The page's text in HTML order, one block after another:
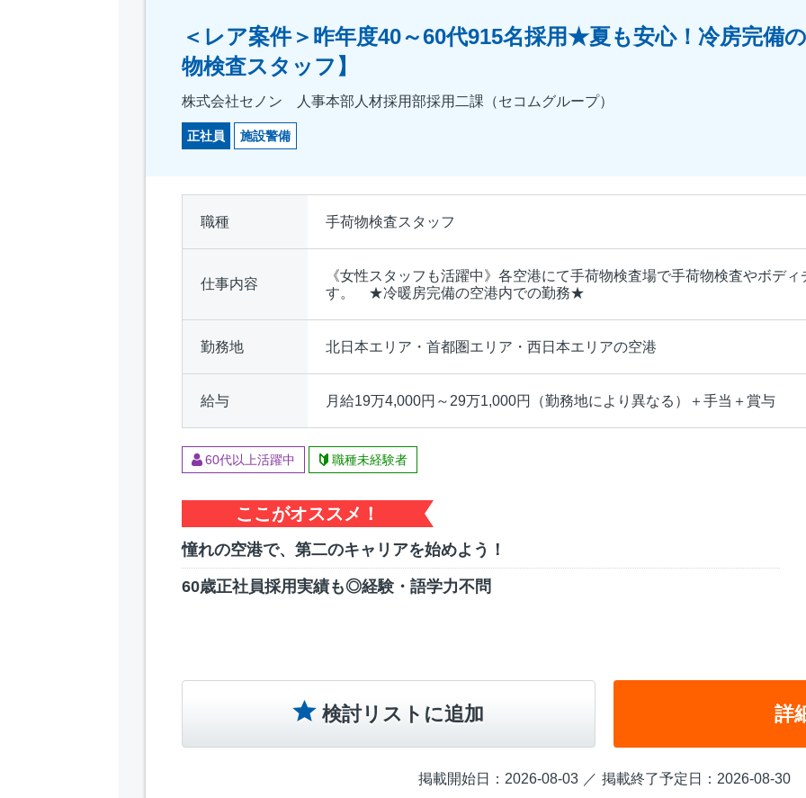
＜レア案件＞昨年度40～60代915名採用★夏も安心！冷房完備
物検査スタッフ】
株式会社セノン 人事本部人材採用部採用二課（セコムグループ）
正社員 施設警備
職種 手荷物検査スタッフ
仕事内容
《女性スタッフも活躍中》各空港にて手荷物検査場で手荷物検査やボデ
す。 ★冷暖房完備の空港内での勤務★
勤務地 北日本エリア・首都圏エリア・西日本エリアの空港
給与 月給19万4,000円～29万1,000円（勤務地により異なる）＋手当＋賞与
60代以上活躍中 職種未経験者
ここがオススメ！
憧れの空港で、第二のキャリアを始めよう！
60歳正社員採用実績も◎経験・語学力不問
検討リストに追加 詳
掲載開始日：2026-08-03 掲載終了予定日：2026-08-30